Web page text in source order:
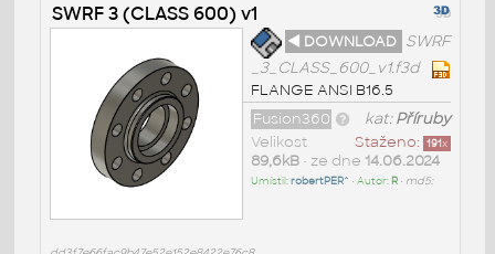
SWRF 3 (CLASS 600) v1
◄ DOWNLOAD SWRF
_3_CLASS_600_v1.f3d
FLANGE ANSI B16.5
kat:Příruby
Fusion360
Staženo: 191x
Velikost
89,6kB• ze dne 14.06.2024
Umístil:robertPER^ • Autor: R• md5: